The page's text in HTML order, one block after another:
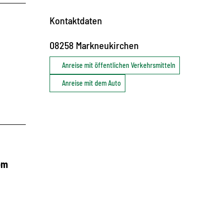
Kontaktdaten
08258 Markneukirchen
Anreise mit öffentlichen Verkehrsmitteln
Anreise mit dem Auto